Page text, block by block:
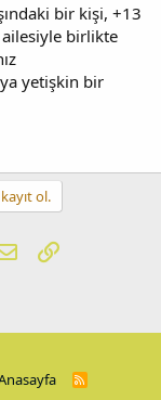
bir kişi, +13
ailesiyle birlikte
yetişkin bir
ol.
E-postaLink
R